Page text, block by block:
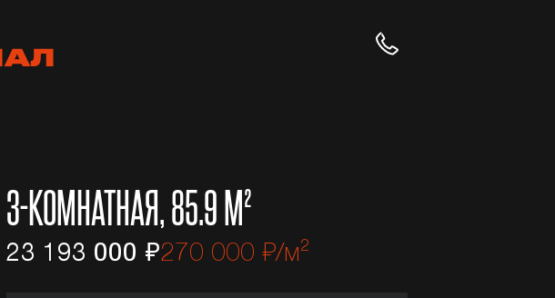
3-КОМНАТНАЯ, 85.9 М²
23 193 000 ₽270 000 ₽/м²